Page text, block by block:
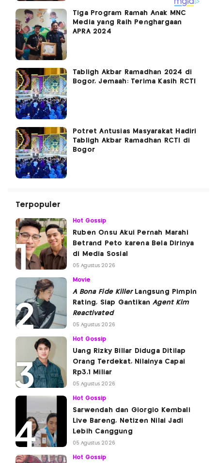
Tiga Program Ramah Anak MNC
Media yang Raih Penghargaan
APRA 2024
Tabligh Akbar Ramadhan 2024 di
Bogor, Jemaah: Terima Kasih RCTI
Potret Antusias Masyarakat Hadiri
Tabligh Akbar Ramadhan RCTI di
Bogor
Terpopuler
Hot Gossip
Ruben Onsu Akui Pernah Marahi
Betrand Peto karena Bela Dirinya
di Media Sosial
05 Agustus 2026
Movie
A Bona Fide KillerLangsung Pimpin
Rating, Siap GantikanAgent Kim
Reactivated
05 Agustus 2026
Hot Gossip
Uang Rizky Billar Diduga Ditilap
Orang Terdekat, Nilainya Capai
Rp3,1 Miliar
05 Agustus 2026
Hot Gossip
Sarwendah dan Giorgio Kembali
Live Bareng, Netizen Nilai Jadi
Lebih Canggung
05 Agustus 2026
Hot Gossip